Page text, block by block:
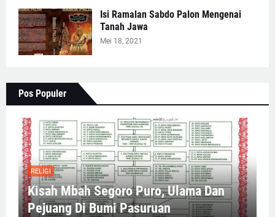
Isi Ramalan Sabdo Palon Mengenai
Tanah Jawa
Mei 18, 2021
Pos Populer
RELIGI
Kisah Mbah Segoro Puro, Ulama Dan
Pejuang Di Bumi Pasuruan